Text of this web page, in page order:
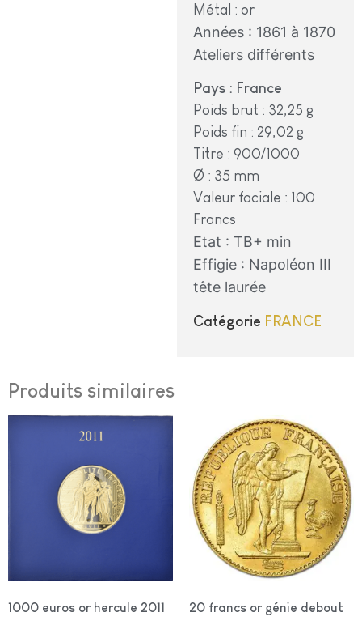
Métal : or
Années : 1861 à 1870
Ateliers différents
Pays : France
Poids brut : 32,25 g
Poids fin : 29,02 g
Titre : 900/1000
Ø : 35 mm
Valeur faciale : 100
Francs
Etat : TB+ min
Effigie : Napoléon III
tête laurée
Catégorie FRANCE
Produits similaires
1000 euros or hercule 2011 20 francs or génie debout